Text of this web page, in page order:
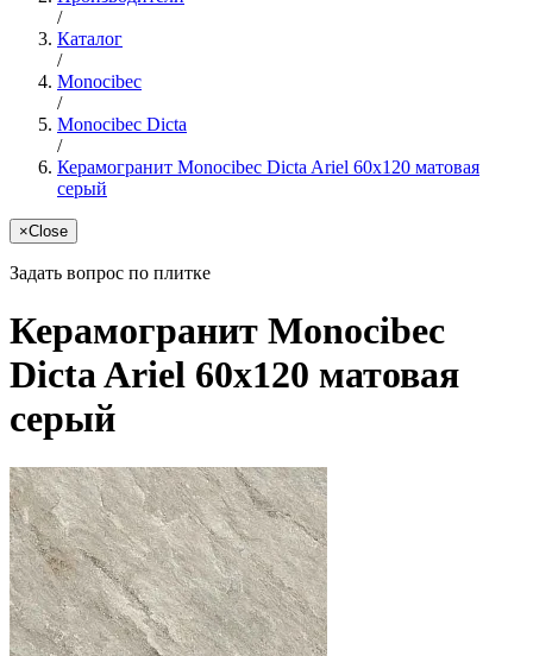
/
Каталог
/
Monocibec
/
Monocibec Dicta
/
Керамогранит Monocibec Dicta Ariel 60x120 матовая
серый
×Close
Задать вопрос по плитке
Керамогранит Monocibec
Dicta Ariel 60x120 матовая
серый